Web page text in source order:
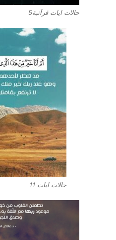
حالات ايات قرآنية5
حالات ايات 11